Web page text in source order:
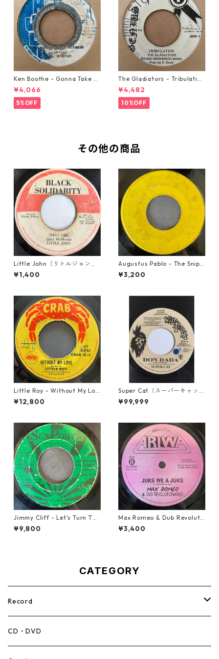
Ken Boothe - Gonna Take A
Miracle【7-21362】
¥4,066
5%OFF
The Gladiators - Tribulation
【7-21365】
¥4,482
10%OFF
その他の商品
Little John（リトルジョン）
- That Girl 【7-20045】
¥1,400
Augustus Pablo - The Snipe
r【7-21945】
¥3,200
Little Roy - Without My Lov
e【7-21990】
¥12,800
Super Cat（スーパーキャッ
ト） - Don Dada【7inch】
¥99,999
Jimmy Cliff - Let's Turn The
Table【7-21999】
¥9,800
Max Romeo & Dub Revoluti
onaries - Juks We A Juks【1
0-90000】
¥3,400
CATEGORY
Record
Mento,Calypso,Ballad
CD・DVD